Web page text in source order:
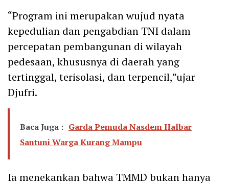
“Program ini merupakan wujud nyata
kepedulian dan pengabdian TNI dalam
percepatan pembangunan di wilayah
pedesaan, khususnya di daerah yang
tertinggal, terisolasi, dan terpencil,”ujar
Djufri.
Baca Juga : Garda Pemuda Nasdem Halbar
Santuni Warga Kurang Mampu
Ia menekankan bahwa TMMD bukan hanya